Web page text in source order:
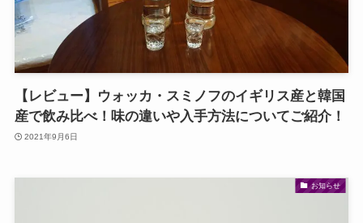
【レビュー】ウォッカ・スミノフのイギリス産と韓国
産で飲み比べ！味の違いや入手方法についてご紹介！
2021年9月6日
お知らせ